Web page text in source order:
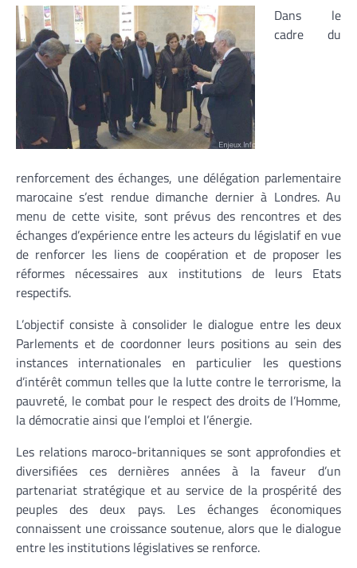
Dans le
cadre du
renforcement des échanges, une délégation parlementaire
marocaine s’est rendue dimanche dernier à Londres. Au
menu de cette visite, sont prévus des rencontres et des
échanges d’expérience entre les acteurs du législatif en vue
de renforcer les liens de coopération et de proposer les
réformes nécessaires aux institutions de leurs Etats
respectifs.
L’objectif consiste à consolider le dialogue entre les deux
Parlements et de coordonner leurs positions au sein des
instances internationales en particulier les questions
d’intérêt commun telles que la lutte contre le terrorisme, la
pauvreté, le combat pour le respect des droits de l’Homme,
la démocratie ainsi que l’emploi et l’énergie.
Les relations maroco-britanniques se sont approfondies et
diversifiées ces dernières années à la faveur d’un
partenariat stratégique et au service de la prospérité des
peuples des deux pays. Les échanges économiques
connaissent une croissance soutenue, alors que le dialogue
entre les institutions législatives se renforce.